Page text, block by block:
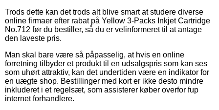
Trods dette kan det trods alt blive smart at studere diverse
online firmaer efter rabat på Yellow 3-Packs Inkjet Cartridge
No.712 før du bestiller, så du er velinformeret til at antage
den laveste pris.
Man skal bare være så påpasselig, at hvis en online
forretning tilbyder et produkt til en udsalgspris som kan ses
som uhørt attraktiv, kan det undertiden være en indikator for
en uægte shop. Bestillinger med kort er ikke desto mindre
inkluderet i et regelsæt, som assisterer køber overfor fup
internet forhandlere.